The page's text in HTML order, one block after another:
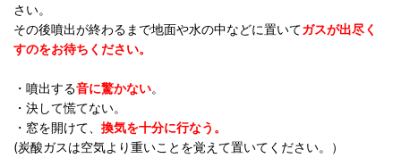
さい。
その後噴出が終わるまで地面や水の中などに置いてガスが出尽く
すのをお待ちください。
・噴出する音に驚かない。
・決して慌てない。
・窓を開けて、 換気を十分に行なう。
(炭酸ガスは空気より重いことを覚えて置いてください。）